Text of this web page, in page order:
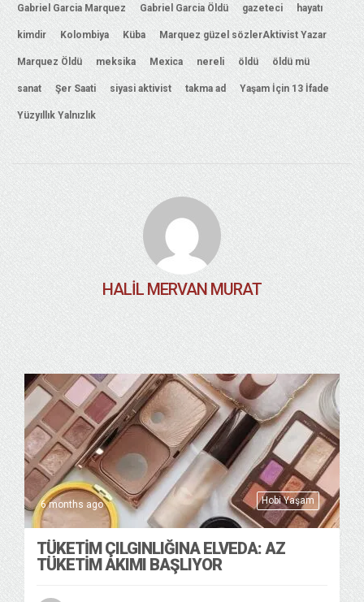
Gabriel Garcia Marquez Gabriel Garcia Öldü gazeteci hayatı
kimdir Kolombiya Küba Marquez güzel sözlerAktivist Yazar
Marquez Öldü meksika Mexica nereli öldü öldü mü
sanat Şer Saati siyasi aktivist takma ad Yaşam İçin 13 İfade
Yüzyıllık Yalnızlık
HALIL MERVAN MURAT
Hobi Yaşam
6 months ago
TÜKETİM ÇILGINLIĞINA ELVEDA: AZ
TÜKETİM AKIMI BAŞLIYOR